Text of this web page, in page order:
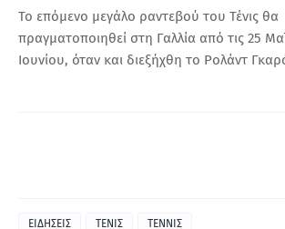
Το επόμενο μεγάλο ραντεβού του Τένις θα
πραγματοποιηθεί στη Γαλλία από τις 25
Ιουνίου, όταν και διεξήχθη το Ρολάντ
ΕΙΔΗΣΕΙΣ ΤΕΝΙΣ ΤΕΝΝΙΣ